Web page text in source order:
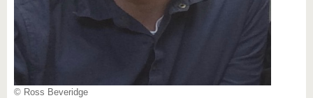
© Ross Beveridge